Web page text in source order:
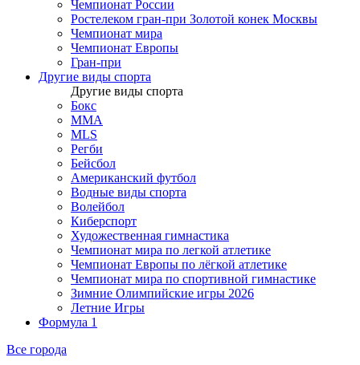
Чемпионат России
Ростелеком гран-при Золотой конек Москвы
Чемпионат мира
Чемпионат Европы
Гран-при
Другие виды спорта
Другие виды спорта
Бокс
MMA
MLS
Регби
Бейсбол
Американский футбол
Водные виды спорта
Волейбол
Киберспорт
Художественная гимнастика
Чемпионат мира по легкой атлетике
Чемпионат Европы по лёгкой атлетике
Чемпионат мира по спортивной гимнастике
Зимние Олимпийские игры 2026
Летние Игры
Формула 1
Все города